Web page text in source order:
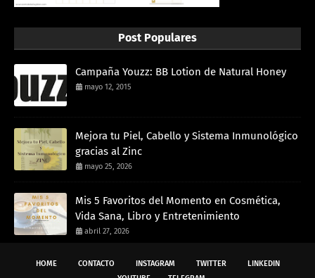
Post Populares
Campaña Youzz: BB Lotion de Natural Honey
mayo 12, 2015
Mejora tu Piel, Cabello y Sistema Inmunológico
gracias al Zinc
mayo 25, 2026
Mis 5 Favoritos del Momento en Cosmética,
Vida Sana, Libro y Entretenimiento
abril 27, 2026
HOME CONTACTO INSTAGRAM TWITTER
LINKEDIN